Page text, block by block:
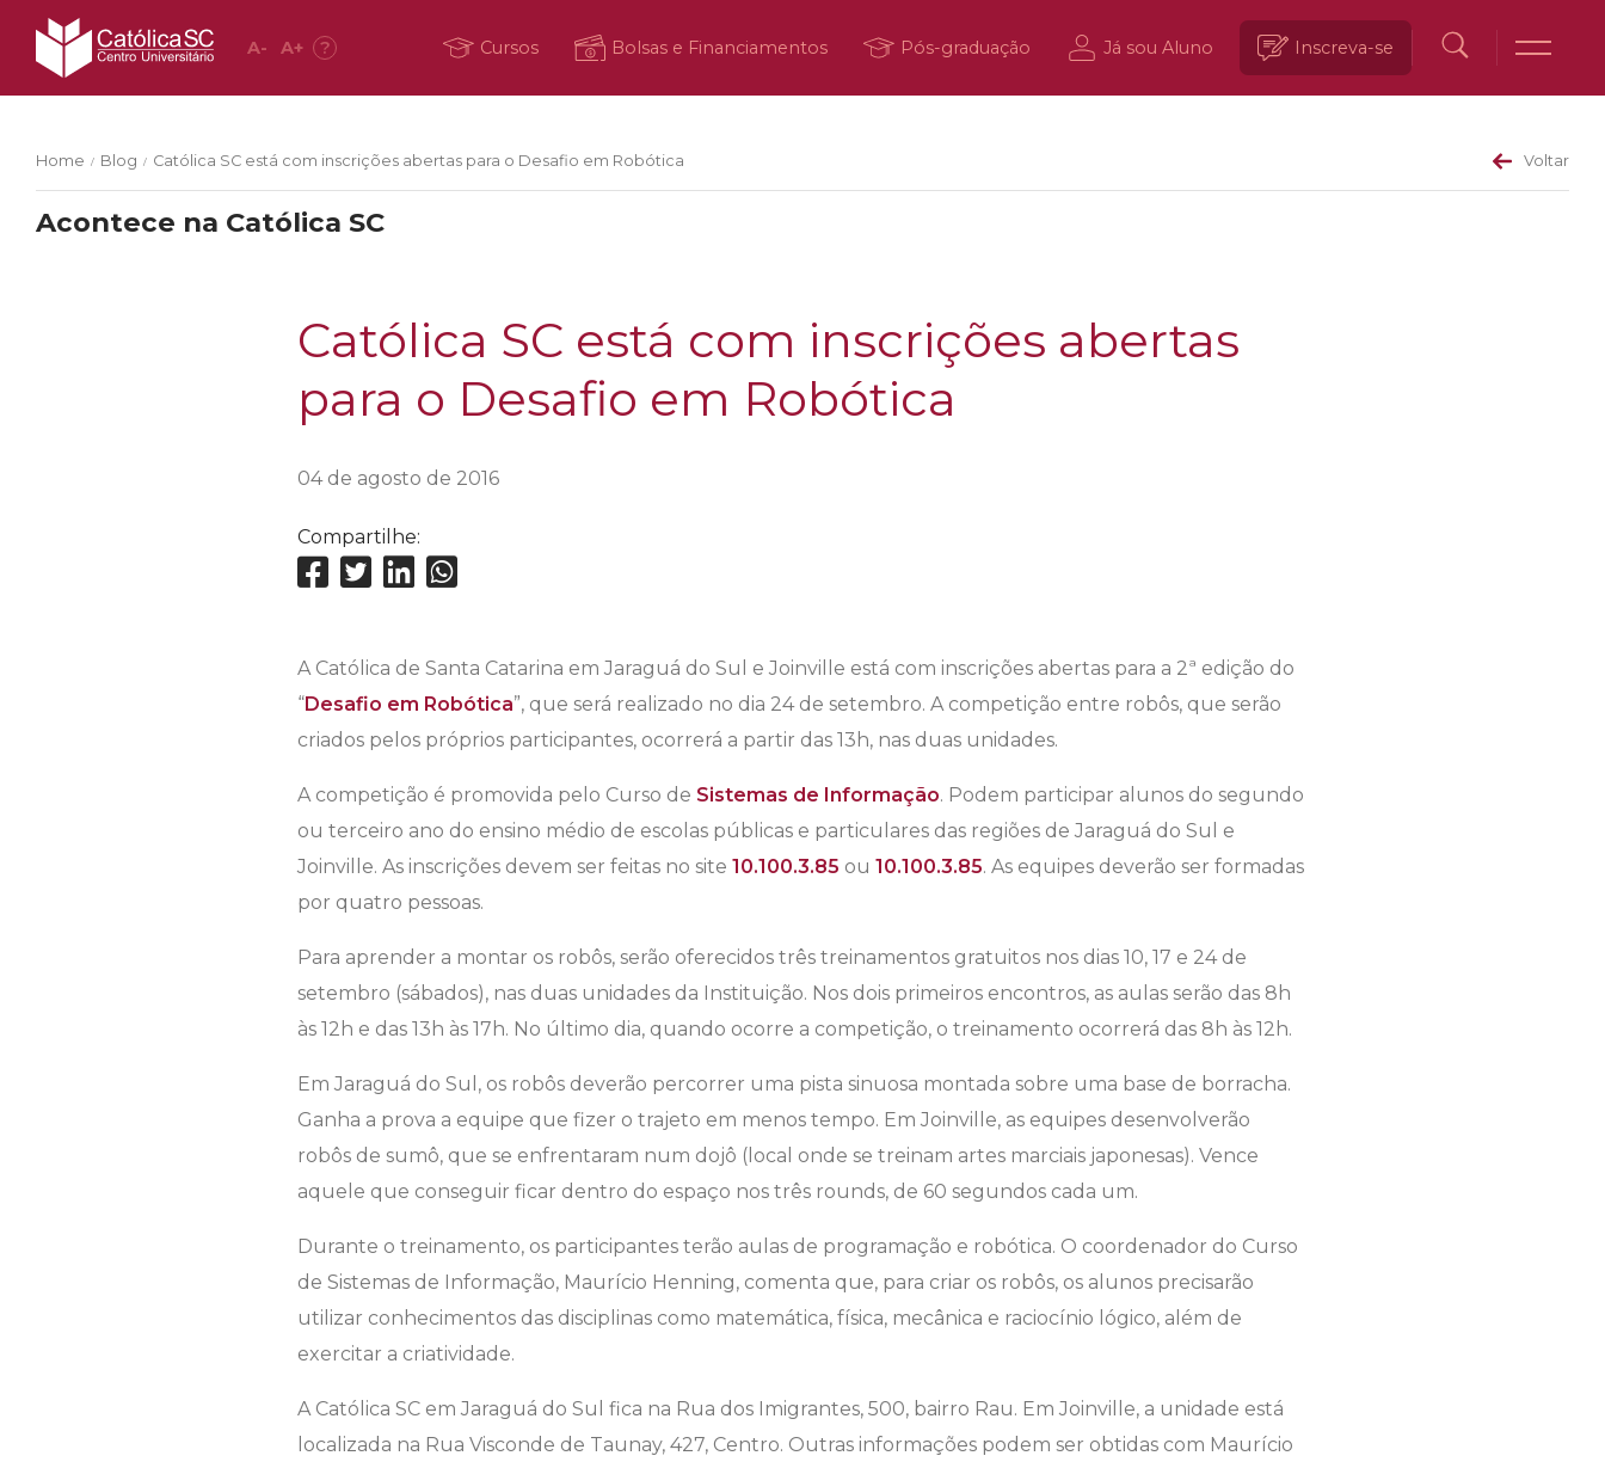
A- A+ ? Cursos Bolsas e Financiamentos Pós-graduação Já sou Aluno Inscreva-se
Home / Blog / Católica SC está com inscrições abertas para o Desafio em Robótica Voltar
Acontece na Católica SC
Católica SC está com inscrições abertas
para o Desafio em Robótica
04 de agosto de 2016
Compartilhe:
A Católica de Santa Catarina em Jaraguá do Sul e Joinville está com inscrições abertas para a 2ª edição do
“Desafio em Robótica”, que será realizado no dia 24 de setembro. A competição entre robôs, que serão
criados pelos próprios participantes, ocorrerá a partir das 13h, nas duas unidades.
A competição é promovida pelo Curso de Sistemas de Informação. Podem participar alunos do segundo
ou terceiro ano do ensino médio de escolas públicas e particulares das regiões de Jaraguá do Sul e
Joinville. As inscrições devem ser feitas no site 10.100.3.85 ou 10.100.3.85. As equipes deverão ser formadas
por quatro pessoas.
Para aprender a montar os robôs, serão oferecidos três treinamentos gratuitos nos dias 10, 17 e 24 de
setembro (sábados), nas duas unidades da Instituição. Nos dois primeiros encontros, as aulas serão das 8h
às 12h e das 13h às 17h. No último dia, quando ocorre a competição, o treinamento ocorrerá das 8h às 12h.
Em Jaraguá do Sul, os robôs deverão percorrer uma pista sinuosa montada sobre uma base de borracha.
Ganha a prova a equipe que fizer o trajeto em menos tempo. Em Joinville, as equipes desenvolverão
robôs de sumô, que se enfrentaram num dojô (local onde se treinam artes marciais japonesas). Vence
aquele que conseguir ficar dentro do espaço nos três rounds, de 60 segundos cada um.
Durante o treinamento, os participantes terão aulas de programação e robótica. O coordenador do Curso
de Sistemas de Informação, Maurício Henning, comenta que, para criar os robôs, os alunos precisarão
utilizar conhecimentos das disciplinas como matemática, física, mecânica e raciocínio lógico, além de
exercitar a criatividade.
A Católica SC em Jaraguá do Sul fica na Rua dos Imigrantes, 500, bairro Rau. Em Joinville, a unidade está
localizada na Rua Visconde de Taunay, 427, Centro. Outras informações podem ser obtidas com Maurício